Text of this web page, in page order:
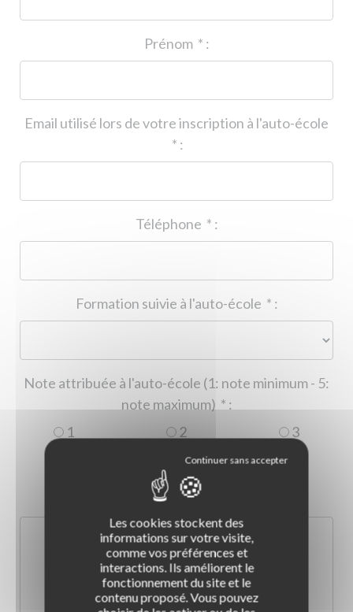
* :
Email utilisé lors de votre inscription à l'auto-école
* :
* :
* :
Note attribuée à l'auto-école (1: note minimum - 5:
* :
1
2
3
5
Les cookies stockent des
informations sur votre visite,
comme vos préférences et
interactions. Ils améliorent le
fonctionnement du site et le
contenu proposé. Vous pouvez